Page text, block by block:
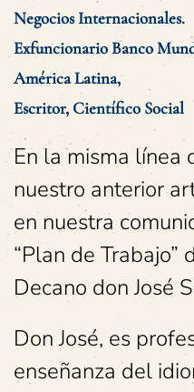
Negocios Internacionales.
Exfuncionario Banco
América Latina,
Escritor, Científico Social
En la misma línea
nuestro anterior
en nuestra
“Plan de Trabajo”
Decano don José
Don José, es
enseñanza del